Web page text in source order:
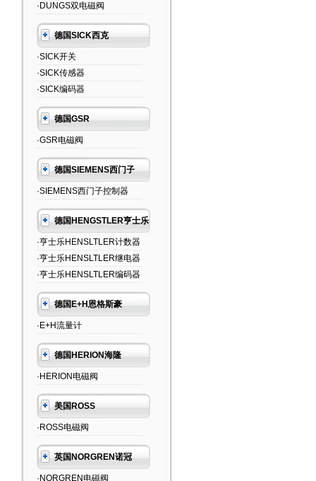
·DUNGS双电磁阀
德国SICK西克
·SICK开关
·SICK传感器
·SICK编码器
德国GSR
·GSR电磁阀
德国SIEMENS西门子
·SIEMENS西门子控制器
德国HENGSTLER亨士乐
·亨士乐HENSLTLER计数器
·亨士乐HENSLTLER继电器
·亨士乐HENSLTLER编码器
德国E+H恩格斯豪
·E+H流量计
德国HERION海隆
·HERION电磁阀
美国ROSS
·ROSS电磁阀
英国NORGREN诺冠
·NORGREN电磁阀